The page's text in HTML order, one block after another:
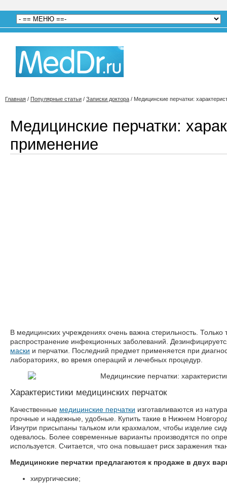
Главная / Популярные статьи / Записки доктора / Медицинские перчатки:
Медицинские перчатки:
применение
В медицинских учреждениях очень важна стерильность. Только
распространение инфекционных заболеваний.
маски и перчатки. Последний предмет применяется при
лабораториях, во время операций и лечебных процедур.
Характеристики медицинских перчаток
Качественные медицинские перчатки изготавливаются из
прочные и надежные, удобные. Купить такие в Нижнем
Изнутри присыпаны тальком или крахмалом, чтобы изделие
одевалось. Более современные варианты производятся по
используется. Считается, что она повышает риск заражения
Медицинские перчатки предлагаются к продаже в двух
хирургические;